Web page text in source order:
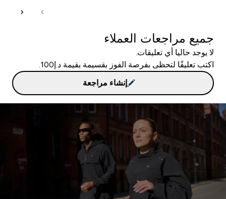
جميع مراجعات العملاء
لا يوجد حاليا أي تعليقات.
اكتب تعليقًا لتحظى بفرصة الفوز بقسيمة بقيمة د.إ100.
إنشاء مراجعة